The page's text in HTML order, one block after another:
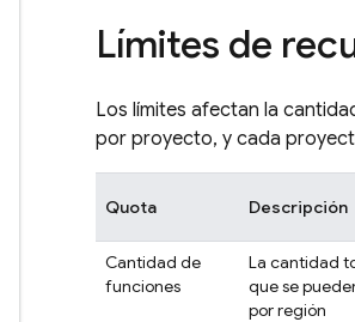
Límites de
Los límites afectan la
por proyecto, y cada
Quota Descripción
Cantidad de
funciones
La cantidad
que se
por región